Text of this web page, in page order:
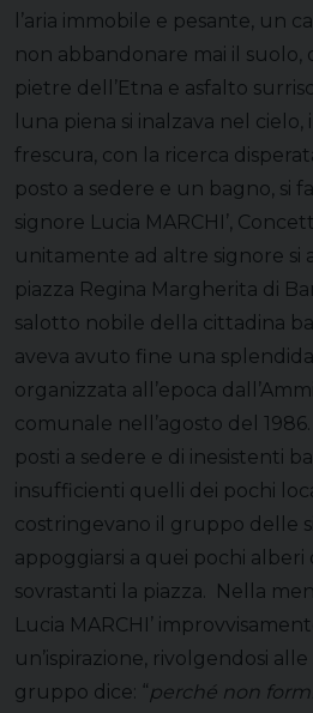
l’aria immobile e pesante, un
non abbandonare mai il suolo,
pietre dell’Etna e asfalto
luna piena si inalzava nel cielo,
frescura, con la ricerca
posto a sedere e un bagno, si
signore Lucia MARCHI’,
unitamente ad altre signore si
piazza Regina Margherita di
salotto nobile della cittadina
aveva avuto fine una
organizzata all’epoca
comunale nell’agosto del
posti a sedere e di inesistenti
insufficienti quelli dei pochi
costringevano il gruppo delle
appoggiarsi a quei pochi alberi
sovrastanti la piazza. Nella
Lucia MARCHI’
un’ispirazione, rivolgendosi alle
gruppo dice: “perché non